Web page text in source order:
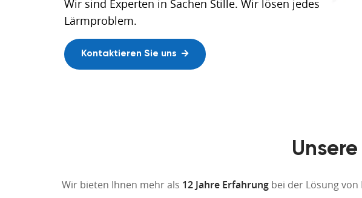
Wir sind Experten in Sachen Stille. Wir lösen jedes
Lärmproblem.
Kontaktieren Sie uns
Umsetzungen in Österreich, Tschechien und der
Slowakei.
Unsere Umsetzungen
Onlineshop öffnen
Die dünnsten und effektivsten Trittschalldämmungen
auf dem Markt.
Hervorragende Trittschalldämmung
Wir bieten Ihnen mehr als 12 Jahre Erfahrung bei der Lösung